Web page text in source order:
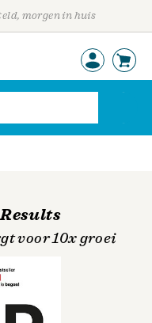
morgen in huis
voor 10x groei